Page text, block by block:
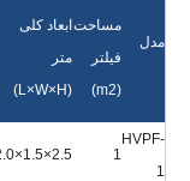
مدل
مساحت
فیلتر
(m2)
ابعاد کلی
متر
(L×W×H)
HVPF-
1
1
2.5×1.5×2.0